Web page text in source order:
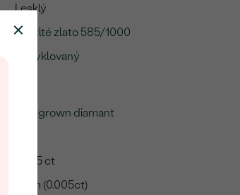
Lesklý
14k žlté zlato 585/1000
Recyklovaný
Lab-grown diamant
0.225 ct
1 mm (0.005ct)